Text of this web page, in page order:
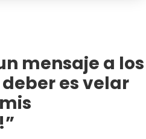
mensaje a los
deber es velar